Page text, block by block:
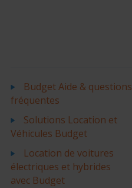
Budget Aide & questions
fréquentes
Solutions Location et
Véhicules Budget
Location de voitures
électriques et hybrides
avec Budget